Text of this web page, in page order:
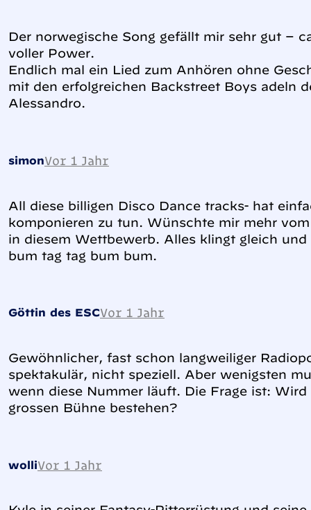
Der norwegische Song gefällt mir sehr gut –
voller Power.
Endlich mal ein Lied zum Anhören ohne
mit den erfolgreichen Backstreet Boys adeln
Alessandro.
simonVor 1 Jahr
All diese billigen Disco Dance tracks- hat
komponieren zu tun. Wünschte mir mehr
in diesem Wettbewerb. Alles klingt gleich
bum tag tag bum bum.
Göttin des ESCVor 1 Jahr
Gewöhnlicher, fast schon langweiliger
spektakulär, nicht speziell. Aber wenigsten
wenn diese Nummer läuft. Die Frage ist:
grossen Bühne bestehen?
wolliVor 1 Jahr